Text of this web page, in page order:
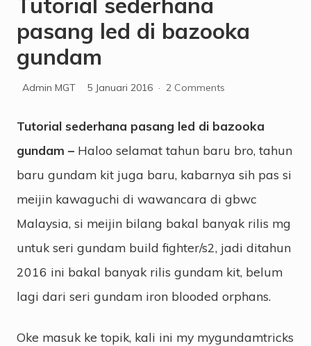
pasang led di bazooka
gundam
Admin MGT 5 Januari 2016 · 2 Comments
Tutorial sederhana pasang led di bazooka
gundam – Haloo selamat tahun baru bro, tahun
baru gundam kit juga baru, kabarnya sih pas si
meijin kawaguchi di wawancara di gbwc
Malaysia, si meijin bilang bakal banyak rilis mg
untuk seri gundam build fighter/s2, jadi ditahun
2016 ini bakal banyak rilis gundam kit, belum
lagi dari seri gundam iron blooded orphans.
Oke masuk ke topik, kali ini my mygundamtricks